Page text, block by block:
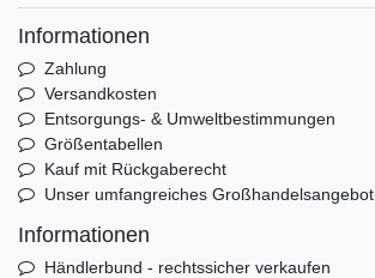
Informationen
Zahlung
Versandkosten
Entsorgungs- & Umweltbestimmungen
Größentabellen
Kauf mit Rückgaberecht
Unser umfangreiches Großhandelsangebot
Informationen
Händlerbund - rechtssicher verkaufen